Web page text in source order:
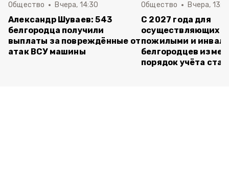
Общество Вчера, 14:30
Александр Шуваев: 543
белгородца получили
выплаты за повреждённые от
атак ВСУ машины
Общество Вчера,
С 2027 года для
осуществляющих
пожилыми и
белгородцев
порядок учёта ста